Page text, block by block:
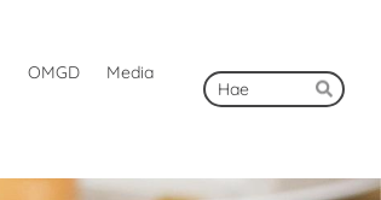
OMGD
Media
Haku
Hae